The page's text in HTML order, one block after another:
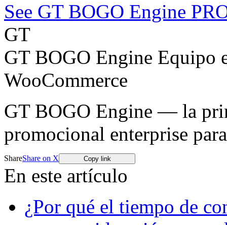
See GT BOGO Engine
GT
GT BOGO Engine Equipo
WooCommerce
GT BOGO Engine — la
promocional enterprise
ShareShare on X Copy link
En este artículo
¿Por qué el tiempo de